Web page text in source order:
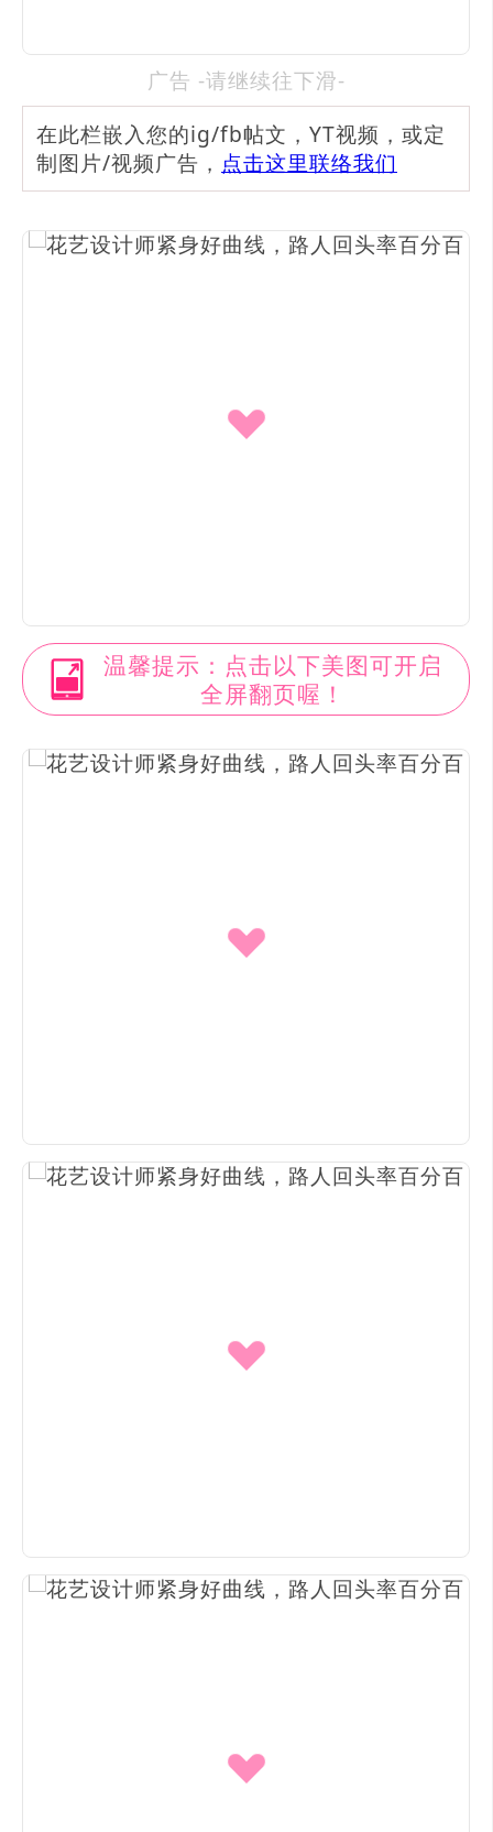
广告 -请继续往下滑-
在此栏嵌入您的ig/fb帖文，YT视频，或定
制图片/视频广告， 点击这里联络我们
温馨提示：点击以下美图可开启
全屏翻页喔！